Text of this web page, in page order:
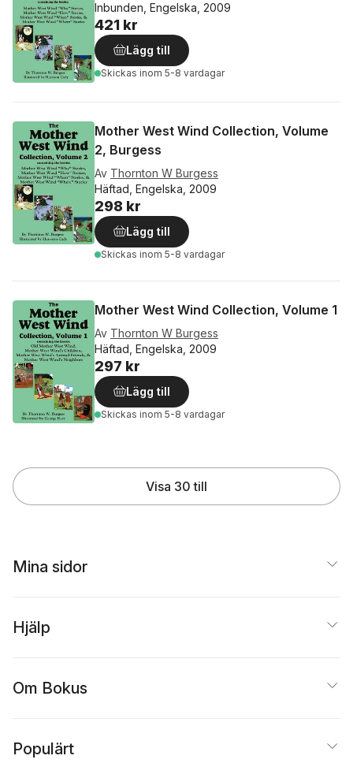
Inbunden, Engelska, 2009
421 kr
Lägg till
Skickas inom 5-8 vardagar
Mother West Wind Collection, Volume
2, Burgess
Av Thornton W Burgess
Häftad, Engelska, 2009
298 kr
Lägg till
Skickas inom 5-8 vardagar
Mother West Wind Collection, Volume 1
Av Thornton W Burgess
Häftad, Engelska, 2009
297 kr
Lägg till
Skickas inom 5-8 vardagar
Visa 30 till
Mina sidor
Hjälp
Om Bokus
Populärt